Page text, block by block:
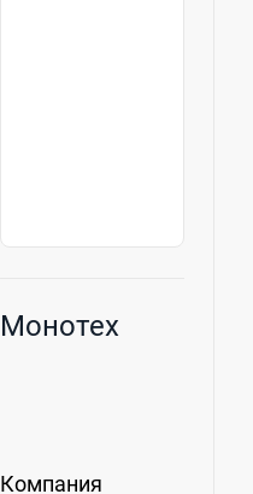
Монотех
Компания